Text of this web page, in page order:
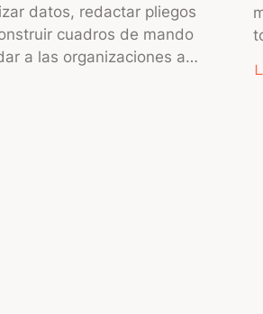
datos, redactar pliegos
cuadros de mando
a las organizaciones a
valioso. Un Business